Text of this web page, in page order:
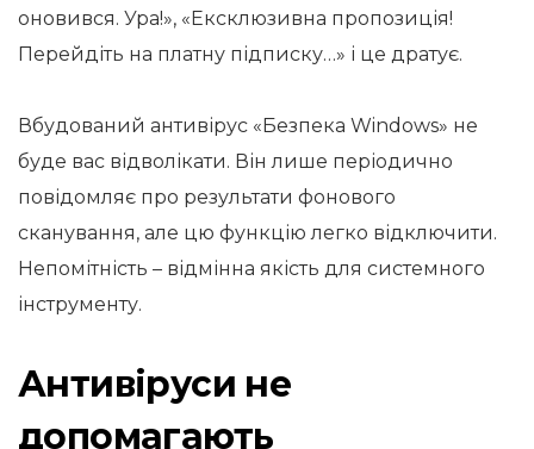
оновився. Ура!», «Ексклюзивна пропозиція!
Перейдіть на платну підписку…» і це дратує.
Вбудований антивірус «Безпека Windows» не
буде вас відволікати. Він лише періодично
повідомляє про результати фонового
сканування, але цю функцію легко відключити.
Непомітність – відмінна якість для системного
інструменту.
Антивіруси не
допомагають